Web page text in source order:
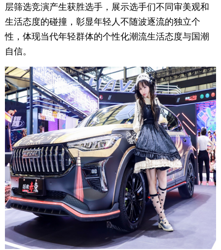
层筛选竞演产生获胜选手，展示选手们不同审美观和
生活态度的碰撞，彰显年轻人不随波逐流的独立个
性，体现当代年轻群体的个性化潮流生活态度与国潮
自信。